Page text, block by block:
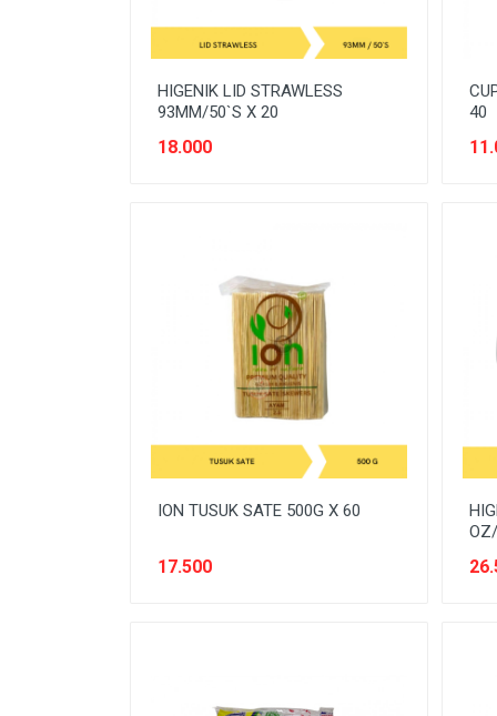
PERLINDUNGAN SANITASI
PEST CONTROL
PLUMBING
PRODUK KESEHATAN
PRODUK VEGETARIAN
PROTECTIVE WEAR
SAYURAN
SEREAL & SARAPAN
TEMPAT PENYIMPANAN
HIGENIK LID STRAWLESS
93MM/50`S X 20
18.000
40
ION TUSUK SATE 500G X 60
17.500